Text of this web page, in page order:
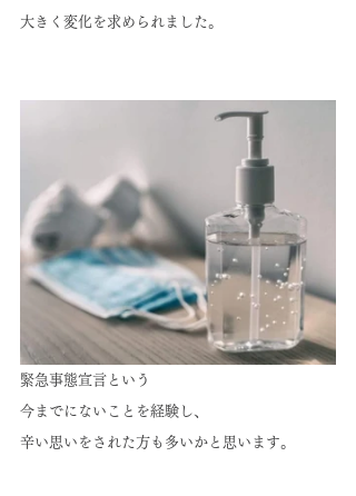
大きく変化を求められました。
緊急事態宣言という
今までにないことを経験し、
辛い思いをされた方も多いかと思います。